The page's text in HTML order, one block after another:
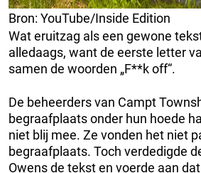
Bron: YouTube/Inside Edition
Wat eruitzag als een gewone
alledaags, want de eerste letter
samen de woorden „F**k off“.
De beheerders van Campt
begraafplaats onder hun hoede
niet blij mee. Ze vonden het niet
begraafplaats. Toch verdedigde
Owens de tekst en voerde aan